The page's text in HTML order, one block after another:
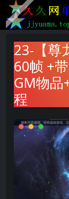
23-【尊
60帧 +
GM物品
程